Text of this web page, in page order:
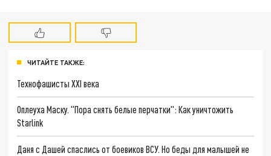
ЧИТАЙТЕ ТАКЖЕ:
Технофашисты XXI века
Оплеуха Маску. "Пора снять белые перчатки": Как уничтожить
Starlink
Даня с Дашей спаслись от боевиков ВСУ. Но беды для малышей не